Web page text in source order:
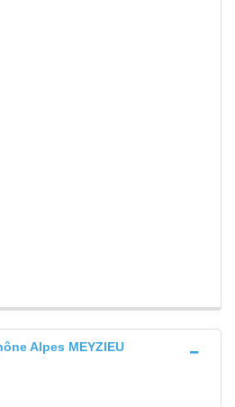
Alpes MEYZIEU